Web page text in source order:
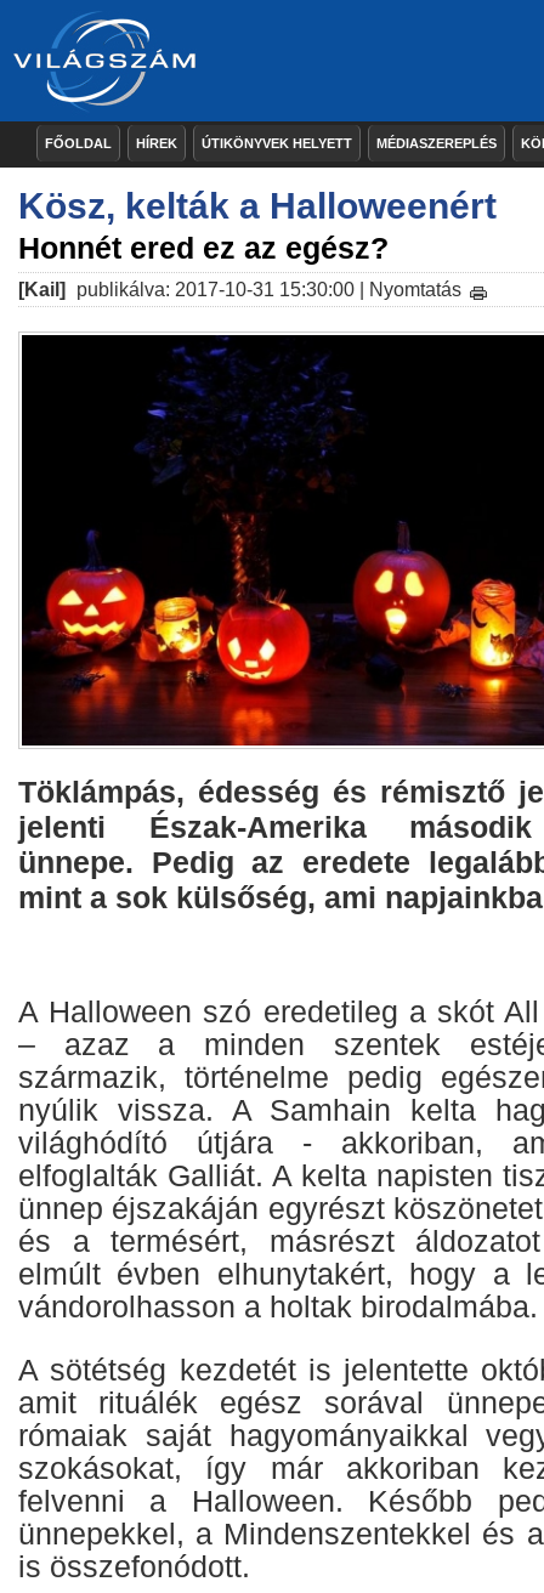
FŐOLDAL HÍREK ÚTIKÖNYVEK HELYETT MÉDIASZEREPLÉS
Kösz, kelták a Halloweenért
Honnét ered ez az egész?
[Kail] publikálva: 2017-10-31 15:30:00 | Nyomtatás
Töklámpás, édesség és rémisztő
jelenti Észak-Amerika második
ünnepe. Pedig az eredete
mint a sok külsőség, ami
A Halloween szó eredetileg a skót
– azaz a minden szentek
származik, történelme pedig
nyúlik vissza. A Samhain kelta
világhódító útjára - akkoriban,
elfoglalták Galliát. A kelta napisten
ünnep éjszakáján egyrészt
és a termésért, másrészt
elmúlt évben elhunytakért, hogy a
vándorolhasson a holtak birodalmába.
A sötétség kezdetét is jelentette
amit rituálék egész sorával
rómaiak saját hagyományaikkal
szokásokat, így már akkoriban
felvenni a Halloween. Később
ünnepekkel, a Mindenszentekkel és
is összefonódott.